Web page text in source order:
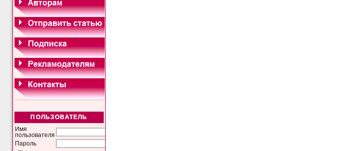
ПОЛЬЗОВАТЕЛЬ
Имя
пользователя
Пароль